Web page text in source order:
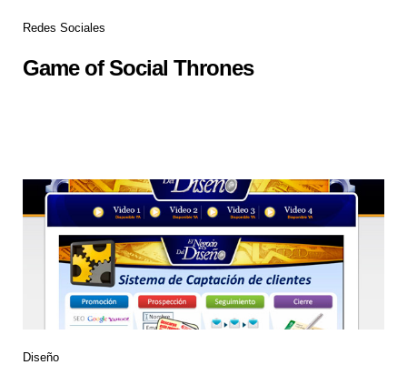
Redes Sociales
Game of Social Thrones
Diseño